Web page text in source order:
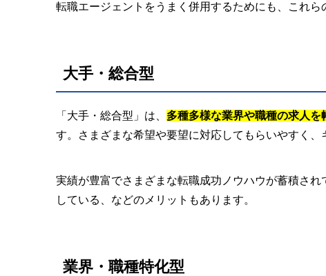
転職エージェントをうまく併用するためにも、これら
大手・総合型
「大手・総合型」は、 多種多様な業界や職種の求人
す。さまざまな希望や要望に対応してもらいやすく
実績が豊富でさまざまな転職成功ノウハウが蓄積さ
している、などのメリットもあります。
業界・職種特化型